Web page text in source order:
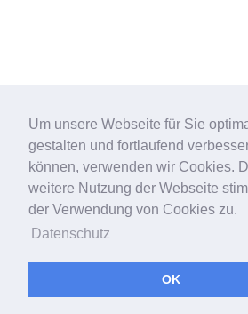
Um unsere Webseite für Sie
gestalten und fortlaufend
können, verwenden wir Cookies.
weitere Nutzung der Webseite
der Verwendung von Cookies zu.
Datenschutz
OK